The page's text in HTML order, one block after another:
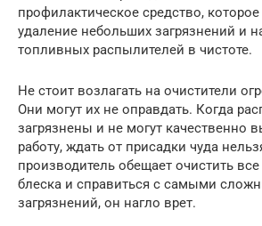
профилактическое средство,
удаление небольших загрязнений и
топливных распылителей в чистоте.
Не стоит возлагать на очистители
Они могут их не оправдать. Когда
загрязнены и не могут качественно
работу, ждать от присадки чуда
производитель обещает очистить
блеска и справиться с самыми
загрязнений, он нагло врет.